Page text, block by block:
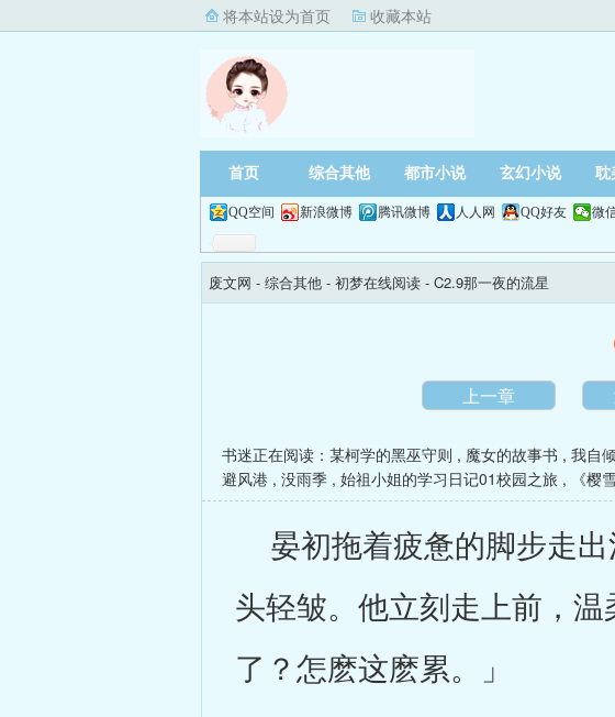
将本站设为首页 收藏本站
首页 综合其他 都市小说 玄幻小说 耽
QQ空间 新浪微博 腾讯微博 人人网 QQ好友 微
废文网 - 综合其他 - 初梦在线阅读 - C2.9那一夜的流星
上一章
书迷正在阅读： 某柯学的黑巫守则 , 魔女的故事书 , 我自
避风港 , 没雨季 , 始祖小姐的学习日记01校园之旅 , 《樱
晏初拖着疲惫的脚步走
头轻皱。他立刻走上前，
了？怎麽这麽累。」